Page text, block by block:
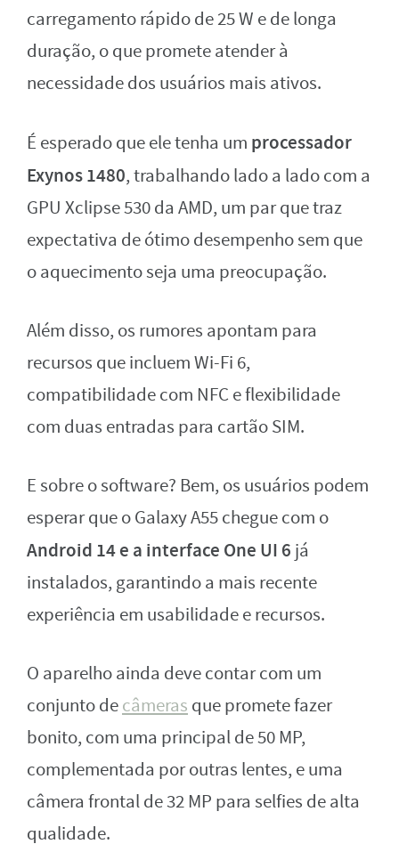
carregamento rápido de 25 W e de longa
duração, o que promete atender à
necessidade dos usuários mais ativos.
É esperado que ele tenha um processador
Exynos 1480, trabalhando lado a lado com a
GPU Xclipse 530 da AMD, um par que traz
expectativa de ótimo desempenho sem que
o aquecimento seja uma preocupação.
Além disso, os rumores apontam para
recursos que incluem Wi-Fi 6,
compatibilidade com NFC e flexibilidade
com duas entradas para cartão SIM.
E sobre o software? Bem, os usuários podem
esperar que o Galaxy A55 chegue com o
Android 14 e a interface One UI 6 já
instalados, garantindo a mais recente
experiência em usabilidade e recursos.
O aparelho ainda deve contar com um
conjunto decâmeras que promete fazer
bonito, com uma principal de 50 MP,
complementada por outras lentes, e uma
câmera frontal de 32 MP para selfies de alta
qualidade.